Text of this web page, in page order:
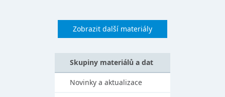
Zobrazit další materiály
Skupiny materiálů a dat
Novinky a aktualizace